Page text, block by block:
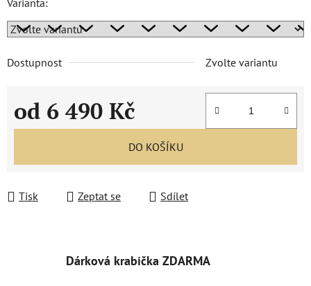
Varianta:
Dostupnost Zvolte variantu
od 6 490 Kč
Měrná cena:
DO KOŠÍKU
Tisk Zeptat se Sdílet
Dárková krabička ZDARMA